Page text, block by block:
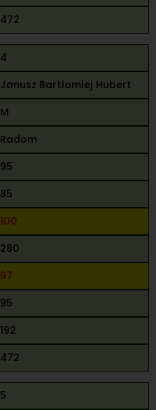
472
4
Janusz Bartłomiej Hubert
M
Radom
95
85
100
280
97
95
192
472
5